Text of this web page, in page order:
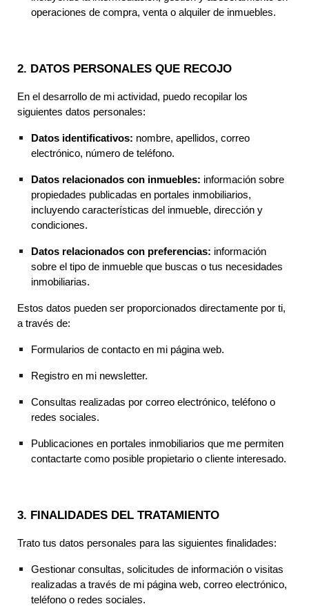
operaciones de compra, venta o alquiler de inmuebles.
2. DATOS PERSONALES QUE RECOJO
En el desarrollo de mi actividad, puedo recopilar los
siguientes datos personales:
Datos identificativos: nombre, apellidos, correo
electrónico, número de teléfono.
Datos relacionados con inmuebles: información sobre
propiedades publicadas en portales inmobiliarios,
incluyendo características del inmueble, dirección y
condiciones.
Datos relacionados con preferencias: información
sobre el tipo de inmueble que buscas o tus necesidades
inmobiliarias.
Estos datos pueden ser proporcionados directamente por ti,
a través de:
Formularios de contacto en mi página web.
Registro en mi newsletter.
Consultas realizadas por correo electrónico, teléfono o
redes sociales.
Publicaciones en portales inmobiliarios que me permiten
contactarte como posible propietario o cliente interesado.
3. FINALIDADES DEL TRATAMIENTO
Trato tus datos personales para las siguientes finalidades:
Gestionar consultas, solicitudes de información o visitas
realizadas a través de mi página web, correo electrónico,
teléfono o redes sociales.